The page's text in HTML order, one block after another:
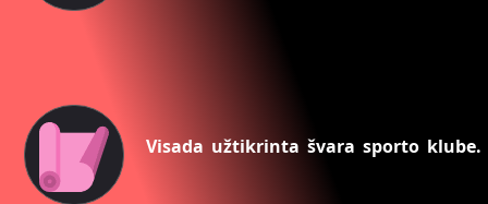
Visada užtikrinta švara sporto klube.